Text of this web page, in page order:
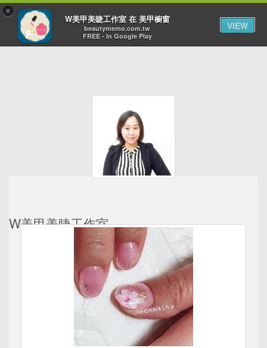
W美甲美睫工作室
×
W美甲美睫工作室 在 美甲櫥窗
beautymemo.com.tw
FREE - In Google Play
VIEW